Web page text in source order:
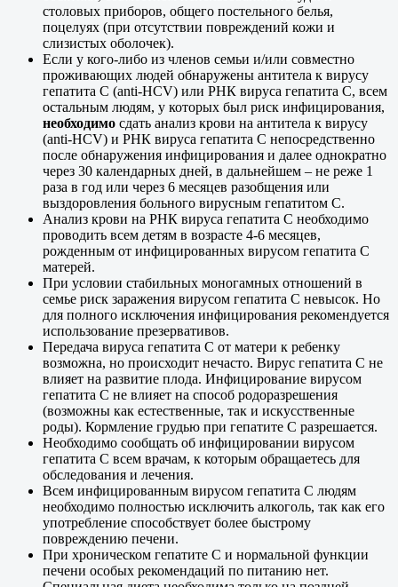
столовых приборов, общего постельного белья,
поцелуях (при отсутствии повреждений кожи и
слизистых оболочек).
Если у кого-либо из членов семьи и/или совместно
проживающих людей обнаружены антитела к вирусу
гепатита С (аnti-HCV) или РНК вируса гепатита С, всем
остальным людям, у которых был риск инфицирования,
необходимо сдать анализ крови на антитела к вирусу
(anti-HCV) и РНК вируса гепатита С непосредственно
после обнаружения инфицирования и далее однократно
через 30 календарных дней, в дальнейшем – не реже 1
раза в год или через 6 месяцев разобщения или
выздоровления больного вирусным гепатитом С.
Анализ крови на РНК вируса гепатита С необходимо
проводить всем детям в возрасте 4-6 месяцев,
рожденным от инфицированных вирусом гепатита С
матерей.
При условии стабильных моногамных отношений в
семье риск заражения вирусом гепатита С невысок. Но
для полного исключения инфицирования рекомендуется
использование презервативов.
Передача вируса гепатита С от матери к ребенку
возможна, но происходит нечасто. Вирус гепатита С не
влияет на развитие плода. Инфицирование вирусом
гепатита С не влияет на способ родоразрешения
(возможны как естественные, так и искусственные
роды). Кормление грудью при гепатите С разрешается.
Необходимо сообщать об инфицировании вирусом
гепатита С всем врачам, к которым обращаетесь для
обследования и лечения.
Всем инфицированным вирусом гепатита С людям
необходимо полностью исключить алкоголь, так как его
употребление способствует более быстрому
повреждению печени.
При хроническом гепатите С и нормальной функции
печени особых рекомендаций по питанию нет.